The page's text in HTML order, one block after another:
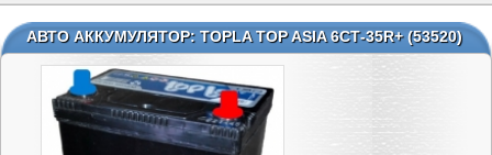
АВТО АККУМУЛЯТОР: TOPLA TOP ASIA 6СТ-35R+ (53520)